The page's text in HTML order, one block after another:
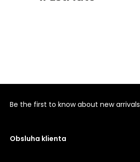
Be the first to know about new arrivals
Obsluha klienta